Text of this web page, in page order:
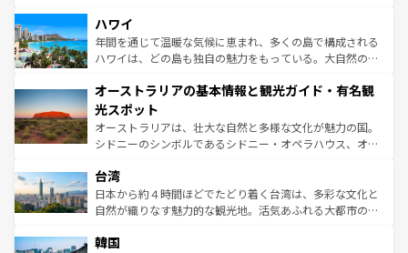
着のスイス情報は
のような巨大都市は、観光、ショッピング、エンターテイ
ンメントが詰まった刺激的なスポットだ。一方、アメリカ
西部には大自然が広がり、グランドキャニオンやイエロー
部のニューオーリンズでは、音楽と美食が融合した独特の
文化が魅力。旅行者はアメリカの各地域で異なる魅力を楽
しみながら、その多様性と豊かな歴史を感じることができ
るだろう。車でのロードトリップや列車の旅も、アメリカ
情報は
ハワイ
年間を通じて温暖な気候に恵まれ、多くの島で構成される
ハワイは、どの島も独自の魅力をもっている。大自然の神
ワイ島は見逃せない。また、定番の観光地といえばオアフ
島だが、静かな自然を求めるならマウイ島やカウアイ島が
おすすめ。エメラルドグリーンに輝く海をはじめ、豊かな
文化や歴史が息づいている。「アロハスピリット」と呼ば
人々、おいしいローカルフードやハワイアンミュージッ
ク、伝統的なフラダンスなど、すべてがハワイの魅力を彩
っている。訪れるたびに新しい発見と感動が待っているハ
はコンテンツ一覧
オーストラリアの基本情報と観光ガイド・有名観
光スポット
オーストラリアは、壮大な自然と多様な文化が魅力の国。
シドニーのシンボルであるシドニー・オペラハウス、オー
リアリーフや大陸中央部にそびえるウルル（エアーズロッ
ク）、タスマニアの美しい原生林やケアンズの熱帯雨林な
ど、見どころがたくさん。また、カフェやワイン、オージ
いる。アクティビティも充実しており、サーフィンやダイ
台湾
日本から約４時間ほどでたどり着く台湾は、多彩な文化と
自然が織りなす魅力的な観光地。活気あふれる大都市の台
ン）、静ひつな山岳地帯である台湾東部など、都市の喧騒
韓国